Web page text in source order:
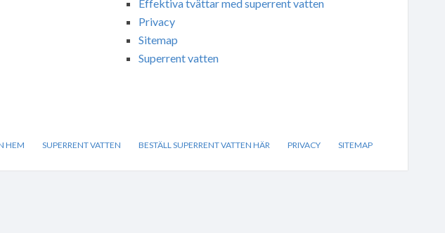
Effektiva tvättar med superrent vatten
Privacy
Sitemap
Superrent vatten
HEM SUPERRENT VATTEN BESTÄLL SUPERRENT VATTEN HÄR PRIVACY SITEMAP